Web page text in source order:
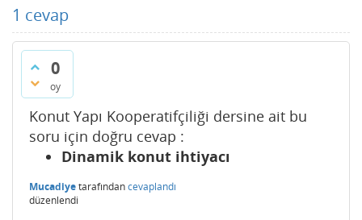
1 cevap
0
oy
Konut Yapı Kooperatifçiliği dersine ait bu
soru için doğru cevap :
Dinamik konut ihtiyacı
Mucadiyetarafındancevaplandı
düzenlendi